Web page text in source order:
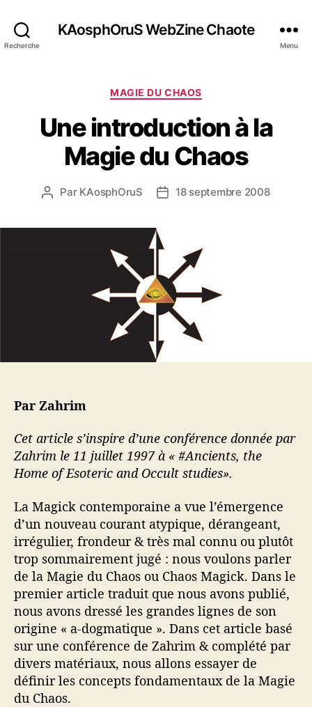
Recherche
KAosphOruS WebZine Chaote
Menu
C
t
é
g
o
i
s
MAGIE DU CHAOS
Une introduction à la
Magie du Chaos
A
r
c
e
Par KAosphOruS
D
d
l
’
a
t
i
18 septembre 2008
Par Zahrim
Cet article s’inspire d’une conférence donnée par
Zahrim le 11 juillet 1997 à « #Ancients, the
Home of Esoteric and Occult studies».
La Magick contemporaine a vue l’émergence
d’un nouveau courant atypique, dérangeant,
irrégulier, frondeur & très mal connu ou plutôt
trop sommairement jugé : nous voulons parler
de la Magie du Chaos ou Chaos Magick. Dans le
premier article traduit que nous avons publié,
nous avons dressé les grandes lignes de son
origine « a-dogmatique ». Dans cet article basé
sur une conférence de Zahrim & complété par
divers matériaux, nous allons essayer de
définir les concepts fondamentaux de la Magie
du Chaos.